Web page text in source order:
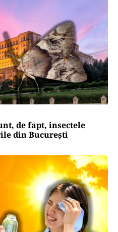
de fapt, insectele
din București